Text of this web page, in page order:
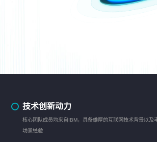
技术创新动力
核心团队成员均来自IBM，具备雄厚的互联网技术背景以及
场景经验